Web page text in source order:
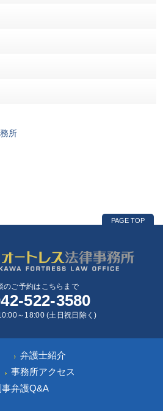
PAGE TOP
のご予約はこちらまで
522-3580
～18:00 (土日祝日除く)
弁護士紹介
事務所アクセス
事弁護Q&A